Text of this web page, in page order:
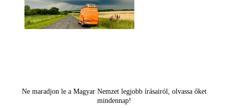
Ne maradjon le a Magyar Nemzet legjobb írásairól, olvassa őket
mindennap!